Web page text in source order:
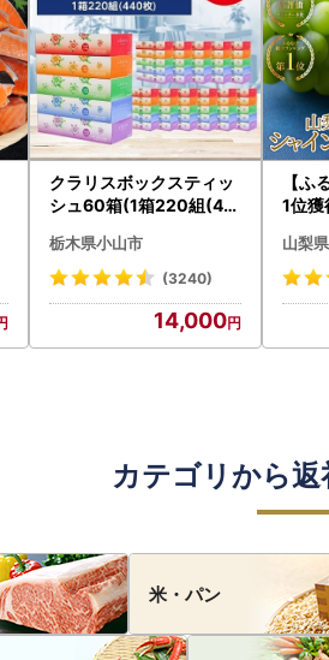
クラリスボックスティッ
シュ60箱(1箱220組(44
ト)【配送不可地域：離島
・沖縄県】【1256759】
栃木県小山市
(3240)
14,000
【ふ
1位獲
〉山
カッ
N-
山梨
カテゴリから
米・パン